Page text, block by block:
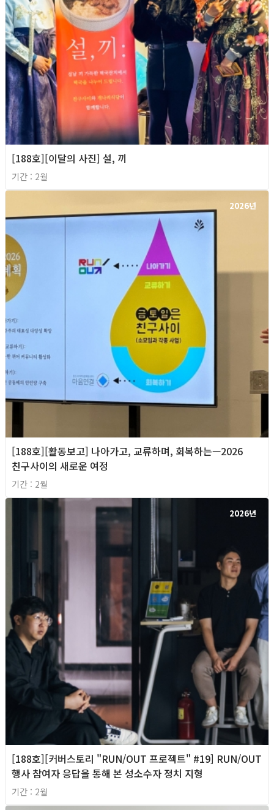
[188호][이달의 사진] 설, 끼
기간 : 2월
2026년
[188호][활동보고] 나아가고, 교류하며, 회복하는—2026
친구사이의 새로운 여정
기간 : 2월
2026년
[188호][커버스토리 "RUN/OUT 프로젝트" #19] RUN/OUT
행사 참여자 응답을 통해 본 성소수자 정치 지형
기간 : 2월